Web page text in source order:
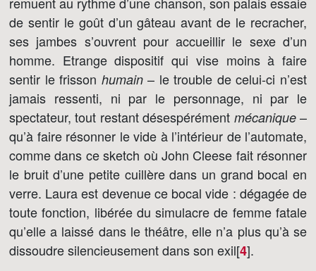
de sentir le goût d’un gâteau avant de le recracher,
ses jambes s’ouvrent pour accueillir le sexe d’un
homme. Etrange dispositif qui vise moins à faire
sentir le frisson humain– le trouble de celui-ci n’est
jamais ressenti, ni par le personnage, ni par le
spectateur, tout restant désespérément mécanique–
qu’à faire résonner le vide à l’intérieur de l’automate,
comme dans ce sketch où John Cleese fait résonner
le bruit d’une petite cuillère dans un grand bocal en
verre. Laura est devenue ce bocal vide : dégagée de
toute fonction, libérée du simulacre de femme fatale
qu’elle a laissé dans le théâtre, elle n’a plus qu’à se
dissoudre silencieusement dans son exil[4].